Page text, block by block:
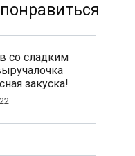
со сладким
закуска!
22